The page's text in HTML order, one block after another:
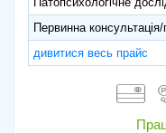
Первинна
дивитися весь прайс